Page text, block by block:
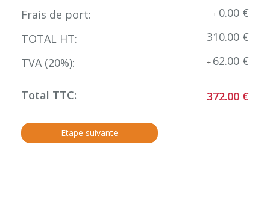
Frais de port:
+ 0.00 €
TOTAL HT:
=310.00 €
TVA (20%): + 62.00 €
Total TTC: 372.00 €